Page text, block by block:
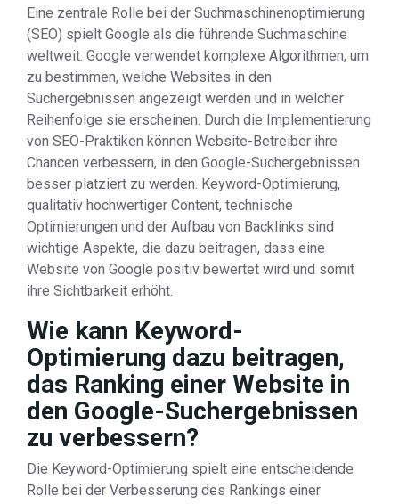
Eine zentrale Rolle bei der Suchmaschinenoptimierung
(SEO) spielt Google als die führende Suchmaschine
weltweit. Google verwendet komplexe Algorithmen, um
zu bestimmen, welche Websites in den
Suchergebnissen angezeigt werden und in welcher
Reihenfolge sie erscheinen. Durch die Implementierung
von SEO-Praktiken können Website-Betreiber ihre
Chancen verbessern, in den Google-Suchergebnissen
besser platziert zu werden. Keyword-Optimierung,
qualitativ hochwertiger Content, technische
Optimierungen und der Aufbau von Backlinks sind
wichtige Aspekte, die dazu beitragen, dass eine
Website von Google positiv bewertet wird und somit
ihre Sichtbarkeit erhöht.
Wie kann Keyword-
Optimierung dazu beitragen,
das Ranking einer Website in
den Google-Suchergebnissen
zu verbessern?
Die Keyword-Optimierung spielt eine entscheidende
Rolle bei der Verbesserung des Rankings einer